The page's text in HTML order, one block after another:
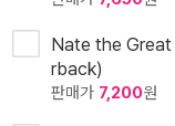
Nate the
rback)
판매가 7,200원